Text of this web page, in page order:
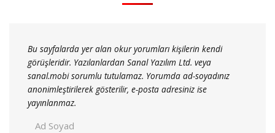
Bu sayfalarda yer alan okur yorumları kişilerin kendi
görüşleridir. Yazılanlardan Sanal Yazılım Ltd. veya
sanal.mobi sorumlu tutulamaz. Yorumda ad-soyadınız
anonimleştirilerek gösterilir, e-posta adresiniz ise
yayınlanmaz.